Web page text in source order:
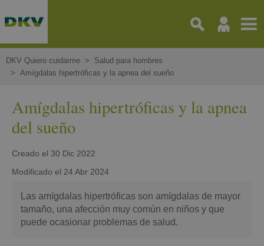
al
principal
DKV Quiero cuidarme
Salud para hombres
Amígdalas hipertróficas y la apnea del sueño
Amígdalas hipertróficas y la apnea
del sueño
Creado el 30 Dic 2022
Modificado el 24 Abr 2024
Las amígdalas hipertróficas son amígdalas de mayor
tamaño, una afección muy común en niños y que
puede ocasionar problemas de salud.